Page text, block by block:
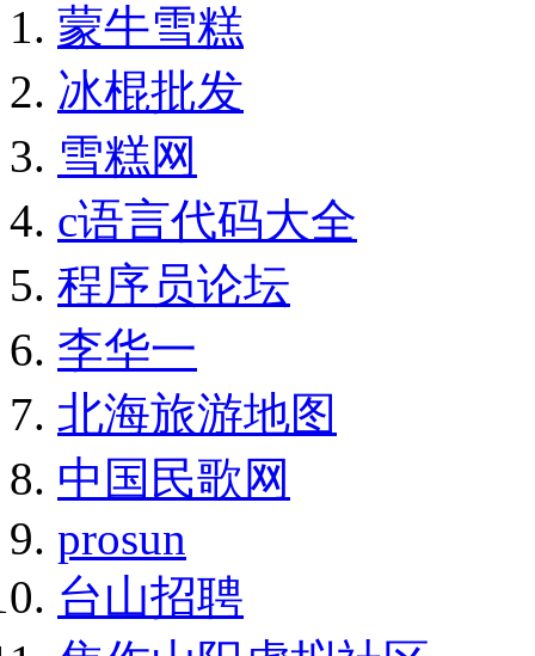
蒙牛雪糕
冰棍批发
雪糕网
c语言代码大全
程序员论坛
李华一
北海旅游地图
中国民歌网
prosun
台山招聘